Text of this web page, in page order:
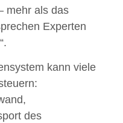
mehr als das
Experten
kann viele
des